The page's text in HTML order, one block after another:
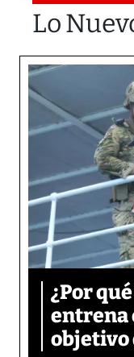
Lo
¿Por
entrena
objetivo